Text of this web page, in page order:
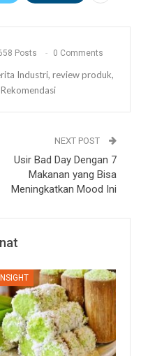
Posts 0 Comments
Industri, review produk,
NEXT POST
Usir Bad Day Dengan 7
Makanan yang Bisa
Meningkatkan Mood Ini
INSIGHT